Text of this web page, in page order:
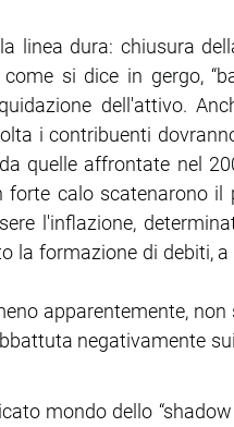
linea dura: chiusura
si dice in gergo,
dell'attivo.
i contribuenti
quelle affrontate nel
forte calo scatenarono il
l'inflazione,
la formazione di debiti,
apparentemente, non
negativamente
mondo dello